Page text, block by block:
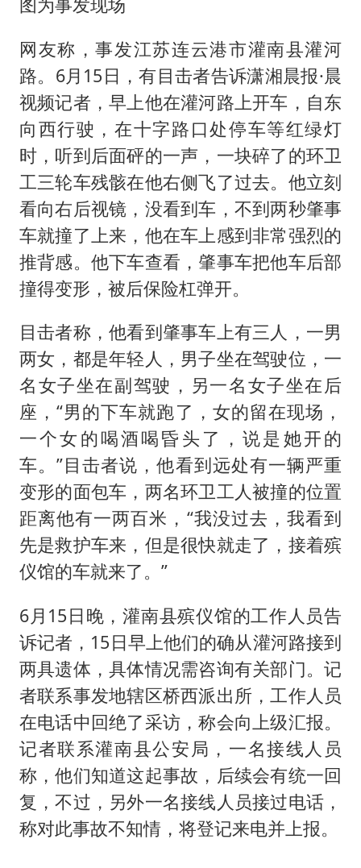
网友称，事发江苏连云港市灌南县灌河
路。6月15日，有目击者告诉潇湘晨报·晨
视频记者，早上他在灌河路上开车，自东
向西行驶，在十字路口处停车等红绿灯
时，听到后面砰的一声，一块碎了的环卫
工三轮车残骸在他右侧飞了过去。他立刻
看向右后视镜，没看到车，不到两秒肇事
车就撞了上来，他在车上感到非常强烈的
推背感。他下车查看，肇事车把他车后部
撞得变形，被后保险杠弹开。
目击者称，他看到肇事车上有三人，一男
两女，都是年轻人，男子坐在驾驶位，一
名女子坐在副驾驶，另一名女子坐在后
座，“男的下车就跑了，女的留在现场，
一个女的喝酒喝昏头了，说是她开的
车。”目击者说，他看到远处有一辆严重
变形的面包车，两名环卫工人被撞的位置
距离他有一两百米，“我没过去，我看到
先是救护车来，但是很快就走了，接着殡
仪馆的车就来了。”
6月15日晚，灌南县殡仪馆的工作人员告
诉记者，15日早上他们的确从灌河路接到
两具遗体，具体情况需咨询有关部门。记
者联系事发地辖区桥西派出所，工作人员
在电话中回绝了采访，称会向上级汇报。
记者联系灌南县公安局，一名接线人员
称，他们知道这起事故，后续会有统一回
复，不过，另外一名接线人员接过电话，
称对此事故不知情，将登记来电并上报。